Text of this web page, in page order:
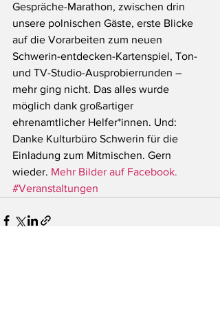
Gespräche-Marathon, zwischen drin
unsere polnischen Gäste, erste Blicke
auf die Vorarbeiten zum neuen
Schwerin-entdecken-Kartenspiel, Ton-
und TV-Studio-Ausprobierrunden –
mehr ging nicht. Das alles wurde
möglich dank großartiger
ehrenamtlicher Helfer*innen. Und:
Danke Kulturbüro Schwerin für die
Einladung zum Mitmischen. Gern
wieder. Mehr Bilder auf Facebook.
#Veranstaltungen